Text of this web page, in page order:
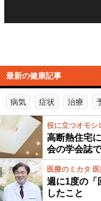
最新の健康記事
病気 症状 治療
役に立つオモシ
高断熱住宅
会の学会誌
医療のミカタ
週に1度の「
したこと